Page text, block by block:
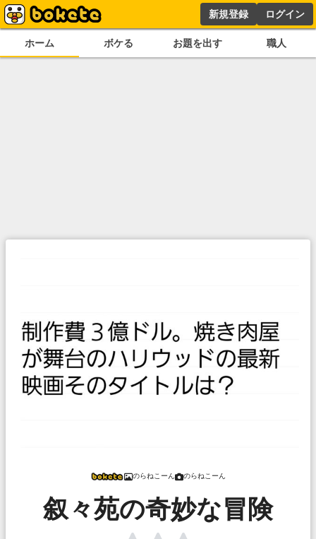
新規登録 ログイン
ホーム ボケる お題を出す 職人
のらねこーん のらねこーん
叙々苑の奇妙な冒険